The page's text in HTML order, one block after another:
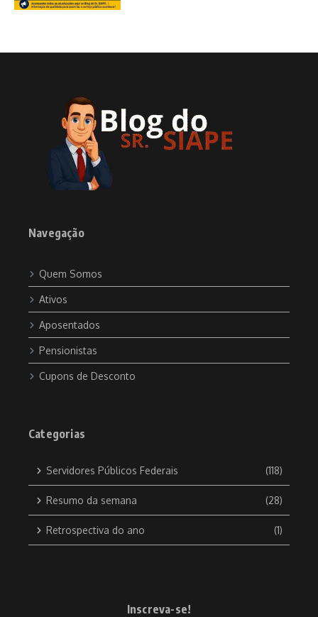
Navegação
Quem Somos
Ativos
Aposentados
Pensionistas
Cupons de Desconto
Categorias
Servidores Públicos Federais (118)
Resumo da semana (28)
Retrospectiva do ano (1)
Inscreva-se!